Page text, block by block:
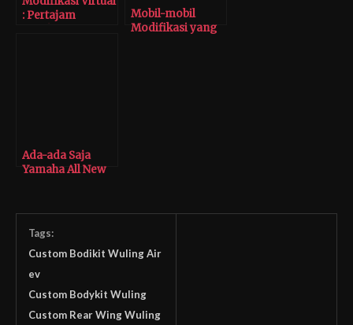
: Pertajam
Mobil-mobil
Modifikasi yang
Ada-ada Saja
Yamaha All New
Cafe Racer
Tags:
Custom Bodikit Wuling Air
ev
Custom Bodykit Wuling
Custom Rear Wing Wuling